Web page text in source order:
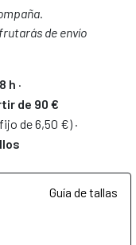
de envío
h ·
de 90 €
de 6,50 €) ·
Guía de tallas